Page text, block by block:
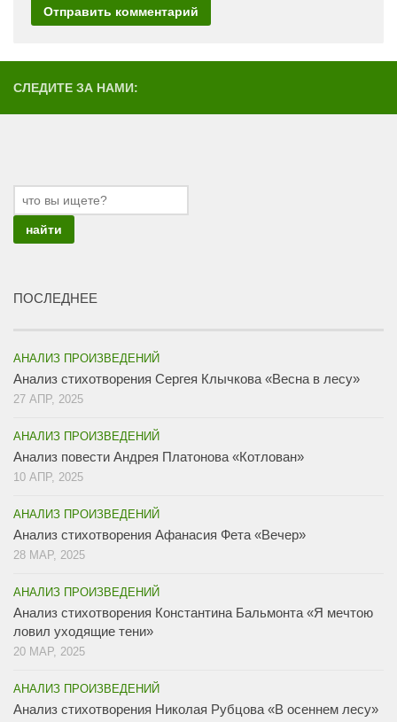
СЛЕДИТЕ ЗА НАМИ:
ПОСЛЕДНЕЕ
АНАЛИЗ ПРОИЗВЕДЕНИЙ
Анализ стихотворения Сергея Клычкова «Весна в лесу»
27 АПР, 2025
АНАЛИЗ ПРОИЗВЕДЕНИЙ
Анализ повести Андрея Платонова «Котлован»
10 АПР, 2025
АНАЛИЗ ПРОИЗВЕДЕНИЙ
Анализ стихотворения Афанасия Фета «Вечер»
28 МАР, 2025
АНАЛИЗ ПРОИЗВЕДЕНИЙ
Анализ стихотворения Константина Бальмонта «Я мечтою
ловил уходящие тени»
20 МАР, 2025
АНАЛИЗ ПРОИЗВЕДЕНИЙ
Анализ стихотворения Николая Рубцова «В осеннем лесу»